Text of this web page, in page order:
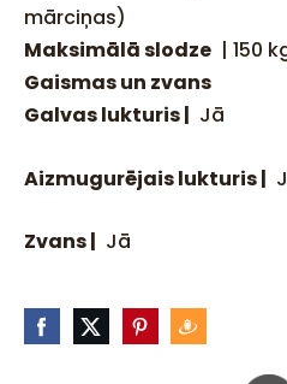
mārciņas)
Maksimālā slodze | 150
Gaismas un zvans
Galvas lukturis | Jā
Aizmugurējais lukturis |
Zvans | Jā